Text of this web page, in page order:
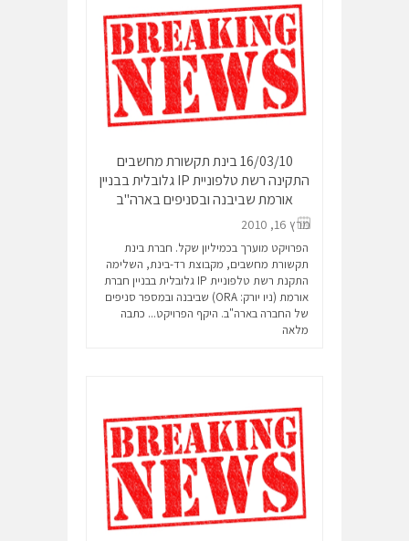
16/03/10 בינת תקשורת מחשבים
התקינה רשת טלפוניית IP גלובלית בבניין
אורמת שביבנה ובסניפים בארה"ב
מרץ 16, 2010
הפרויקט מוערך בכמיליון שקל. חברת בינת
תקשורת מחשבים, מקבוצת רד-בינת, השלימה
התקנת רשת טלפוניית IP גלובלית בבניין חברת
אורמת (ניו יורק: ORA) שביבנה ובמספר סניפים
של החברה בארה"ב. היקף הפרויקט... כתבה
מלאה